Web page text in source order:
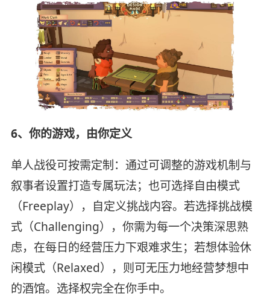
6、你的游戏，由你定义
单人战役可按需定制：通过可调整的游戏机制与
叙事者设置打造专属玩法；也可选择自由模式
（Freeplay），自定义挑战内容。若选择挑战模
式（Challenging），你需为每一个决策深思熟
虑，在每日的经营压力下艰难求生；若想体验休
闲模式（Relaxed），则可无压力地经营梦想中
的酒馆。选择权完全在你手中。